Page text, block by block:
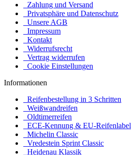
Zahlung und Versand
Privatsphäre und Datenschutz
Unsere AGB
Impressum
Kontakt
Widerrufsrecht
Vertrag widerrufen
Cookie Einstellungen
Informationen
Reifenbestellung in 3 Schritten
Weißwandreifen
Oldtimerreifen
ECE-Kennung & EU-Reifenlabel
Michelin Classic
Vredestein Sprint Classic
Heidenau Klassik